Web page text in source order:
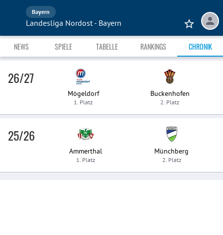
Bayern
Landesliga Nordost - Bayern
NEWS SPIELE TABELLE RANKINGS CHRONIK
26/27
Mögeldorf
1. Platz
Buckenhofen
2. Platz
25/26
Ammerthal
1. Platz
Münchberg
2. Platz